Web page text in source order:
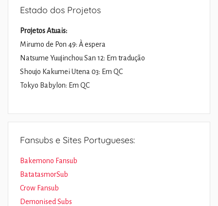
Estado dos Projetos
Projetos Atuais:
Mirumo de Pon 49: À espera
Natsume Yuujinchou San 12: Em tradução
Shoujo Kakumei Utena 03: Em QC
Tokyo Babylon: Em QC
Fansubs e Sites Portugueses:
Bakemono Fansub
BatatasmorSub
Crow Fansub
Demonised Subs